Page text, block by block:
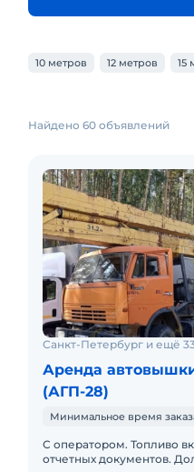
10 метров 12 метров 15
Найдено 60 объявлений
Санкт-Петербург и ещё
Аренда
(АГП-28)
Минимальное время
С оператором. Топливо
отчетных документов.